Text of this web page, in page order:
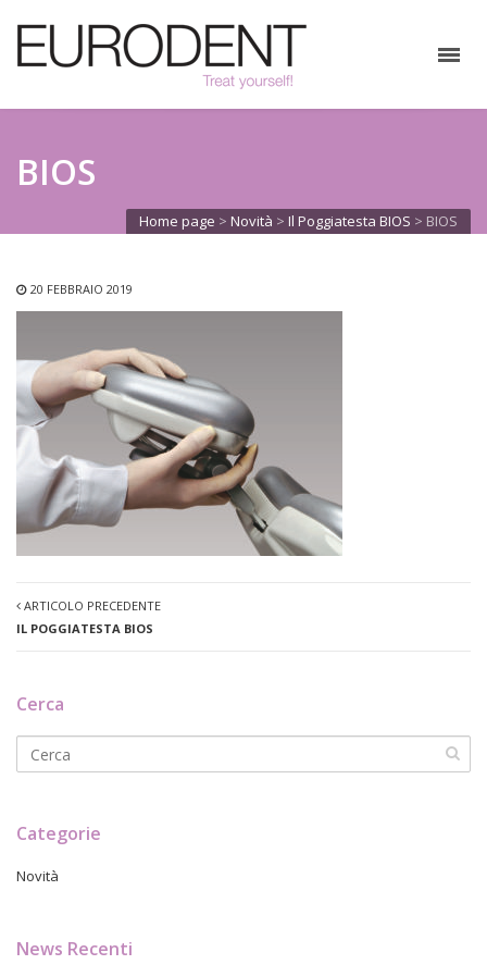
BIOS
Home page > Novità > Il Poggiatesta BIOS > BIOS
20 FEBBRAIO 2019
ARTICOLO PRECEDENTE
IL POGGIATESTA BIOS
Cerca
Categorie
Novità
News Recenti